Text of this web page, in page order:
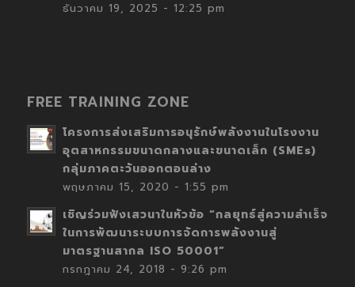
ธันวาคม 19, 2025 - 12:25 pm
FREE TRAINING ZONE
โครงการส่งเสริมการอนุรักษ์พลังงานในโรงงาน
อุตสาหกรรมขนาดกลางและขนาดเล็ก (SMEs)
กลุ่มภาคตะวันออกตอนล่าง
พฤษภาคม 15, 2020 - 1:55 pm
เชิญร่วมฟังเสวนาในหัวข้อ “กลยุทธ์สู่ความสำเร็จ
ในการพัฒนาระบบการจัดการพลังงานสู่
มาตรฐานสากล ISO 50001”
กรกฎาคม 24, 2018 - 9:26 pm